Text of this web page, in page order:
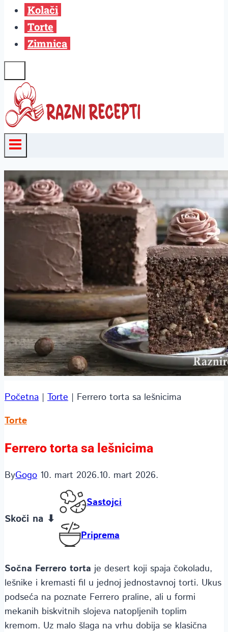
Kolači
Torte
Zimnica
Početna | Torte | Ferrero torta sa lešnicima
Torte
Ferrero torta sa lešnicima
ByGogo 10. mart 2026.10. mart 2026.
Skoči na ⬇
Sastojci
Priprema
Sočna Ferrero torta je desert koji spaja čokoladu,
lešnike i kremasti fil u jednoj jednostavnoj torti. Ukus
podseća na poznate Ferrero praline, ali u formi
mekanih biskvitnih slojeva natopljenih toplim
kremom. Uz malo šlaga na vrhu dobija se klasična